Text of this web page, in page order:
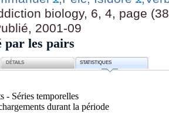
biology, 6, 4, page
2001-09
par les pairs
DÉTAILS STATISTIQUES